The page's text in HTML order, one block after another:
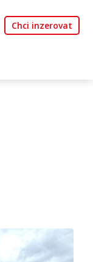
Chci inzerovat